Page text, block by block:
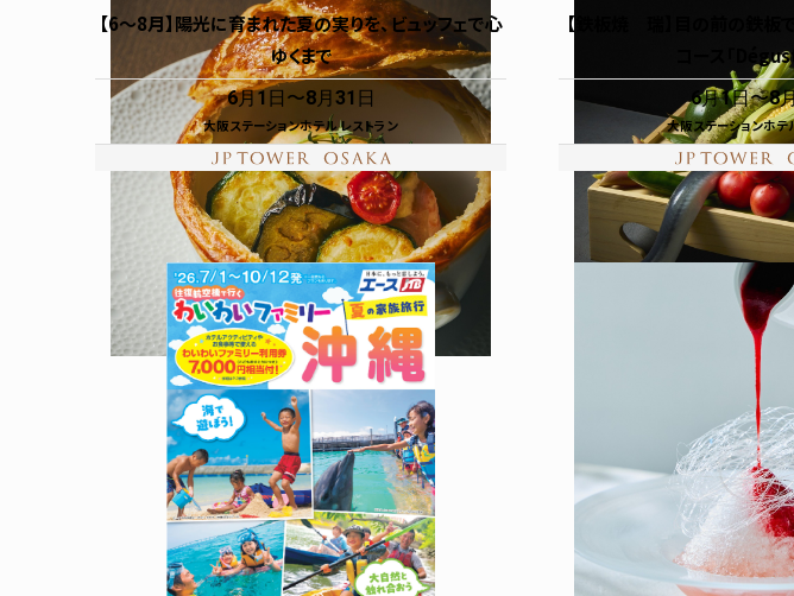
【6～8月】陽光に育まれた夏の実りを、ビュッフェで心
ゆくまで
6月1日 8月31日
大阪ステーションホテル レストラン
【鉄板焼 瑞】目の前の鉄板
コース「
6月1日 8
大阪ステーションホテ